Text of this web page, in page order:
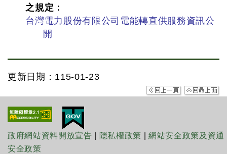
之規定：
台灣電力股份有限公司電能轉直供服務資訊公
開
更新日期：115-01-23
政府網站資料開放宣告 隱私權政策 |網站安全政策及資通
安全政策